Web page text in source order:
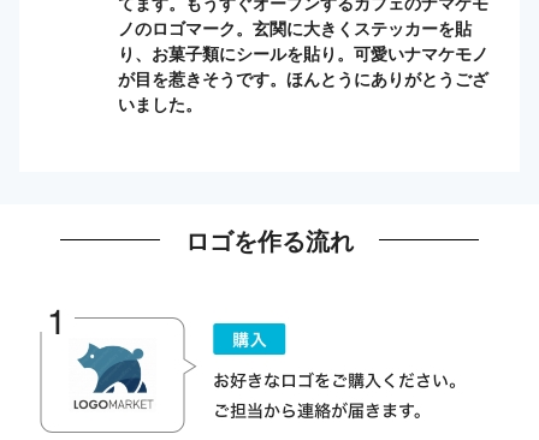
ノのロゴマーク。玄関に大きくステッカーを貼
り、お菓子類にシールを貼り。可愛いナマケモノ
が目を惹きそうです。ほんとうにありがとうござ
いました。
ロゴを作る流れ